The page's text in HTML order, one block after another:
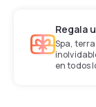
Regala
Spa,
en todos